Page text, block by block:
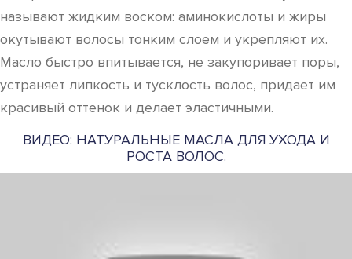
называют жидким воском: аминокислоты и жиры
окутывают волосы тонким слоем и укрепляют их.
Масло быстро впитывается, не закупоривает поры,
устраняет липкость и тусклость волос, придает им
красивый оттенок и делает эластичными.
ВИДЕО: НАТУРАЛЬНЫЕ МАСЛА ДЛЯ УХОДА И
РОСТА ВОЛОС.